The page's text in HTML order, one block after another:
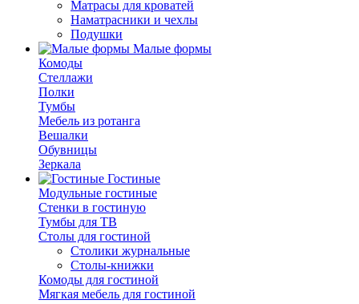
Матрасы для кроватей
Наматрасники и чехлы
Подушки
Малые формы
Комоды
Стеллажи
Полки
Тумбы
Мебель из ротанга
Вешалки
Обувницы
Зеркала
Гостиные
Модульные гостиные
Стенки в гостиную
Тумбы для ТВ
Столы для гостиной
Столики журнальные
Столы-книжки
Комоды для гостиной
Мягкая мебель для гостиной